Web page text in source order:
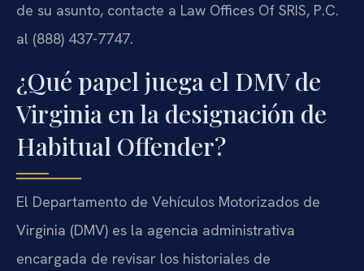
de su asunto, contacte a Law Offices Of SRIS, P.C.
al (888) 437-7747.
¿Qué papel juega el DMV de
Virginia en la designación de
Habitual Offender?
El Departamento de Vehículos Motorizados de
Virginia (DMV) es la agencia administrativa
encargada de revisar los historiales de